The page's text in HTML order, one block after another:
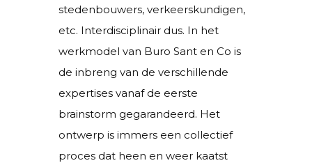
stedenbouwers, verkeerskundigen,
etc. Interdisciplinair dus. In het
werkmodel van Buro Sant en Co is
de inbreng van de verschillende
expertises vanaf de eerste
brainstorm gegarandeerd. Het
ontwerp is immers een collectief
proces dat heen en weer kaatst